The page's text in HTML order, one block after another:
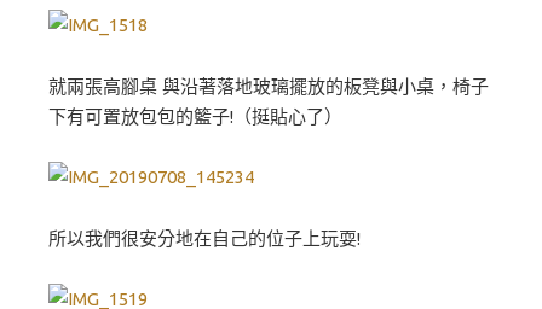
就兩張高腳桌 與沿著落地玻璃擺放的板凳與小桌，椅子
下有可置放包包的籃子!（挺貼心了）
所以我們很安分地在自己的位子上玩耍!